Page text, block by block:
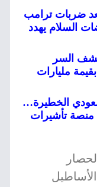
النفط تنفجر 7.6% بعد ضربات ترامب
السلام يهدد
السر
مليارات
الخطيرة…
تأشيرات